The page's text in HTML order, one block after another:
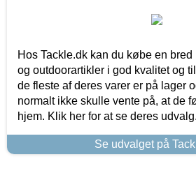
Hos Tackle.dk kan du købe en
og outdoorartikler i god kvalitet og
de fleste af deres varer er på lager
normalt ikke skulle vente på, at de
hjem. Klik her for at se deres udvalg.
Se udvalget på